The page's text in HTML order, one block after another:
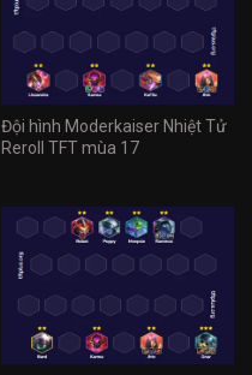
Đội hình Moderkaiser Nhiệt Tử
Reroll TFT mùa 17